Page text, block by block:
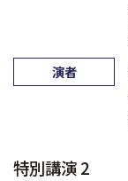
演者
特別講演 2